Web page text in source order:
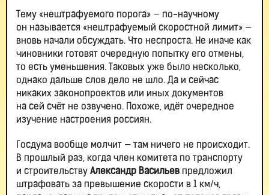
Тему «нештрафуемого порога» — по-научному
он называется «нештрафуемый скоростной лимит» —
вновь начали обсуждать. Что неспроста. Не иначе как
чиновники готовят очередную попытку его отмены,
то есть уменьшения. Таковых уже было несколько,
однако дальше слов дело не шло. Да и сейчас
никаких законопроектов или иных документов
на сей счёт не озвучено. Похоже, идёт очередное
изучение настроения россиян.
Госдума вообще молчит — там ничего не происходит.
В прошлый раз, когда член комитета по транспорту
и строительству Александр Васильев предложил
штрафовать за превышение скорости в 1 км/ч,